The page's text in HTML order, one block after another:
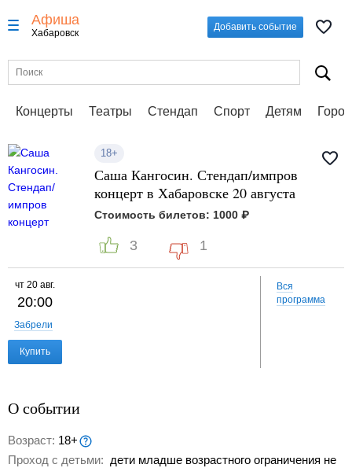
Афиша
Хабаровск
Добавить событие
Концерты Театры Стендап Спорт Детям
18+
Саша Кангосин. Стендап/импров
концерт в Хабаровске 20 августа
Стоимость билетов: 1000 ₽
3 1
чт 20 авг.
20:00
Забрели
Купить
Вся
программа
О событии
Возраст: 18+
Проход с детьми: дети младше возрастного ограничения не